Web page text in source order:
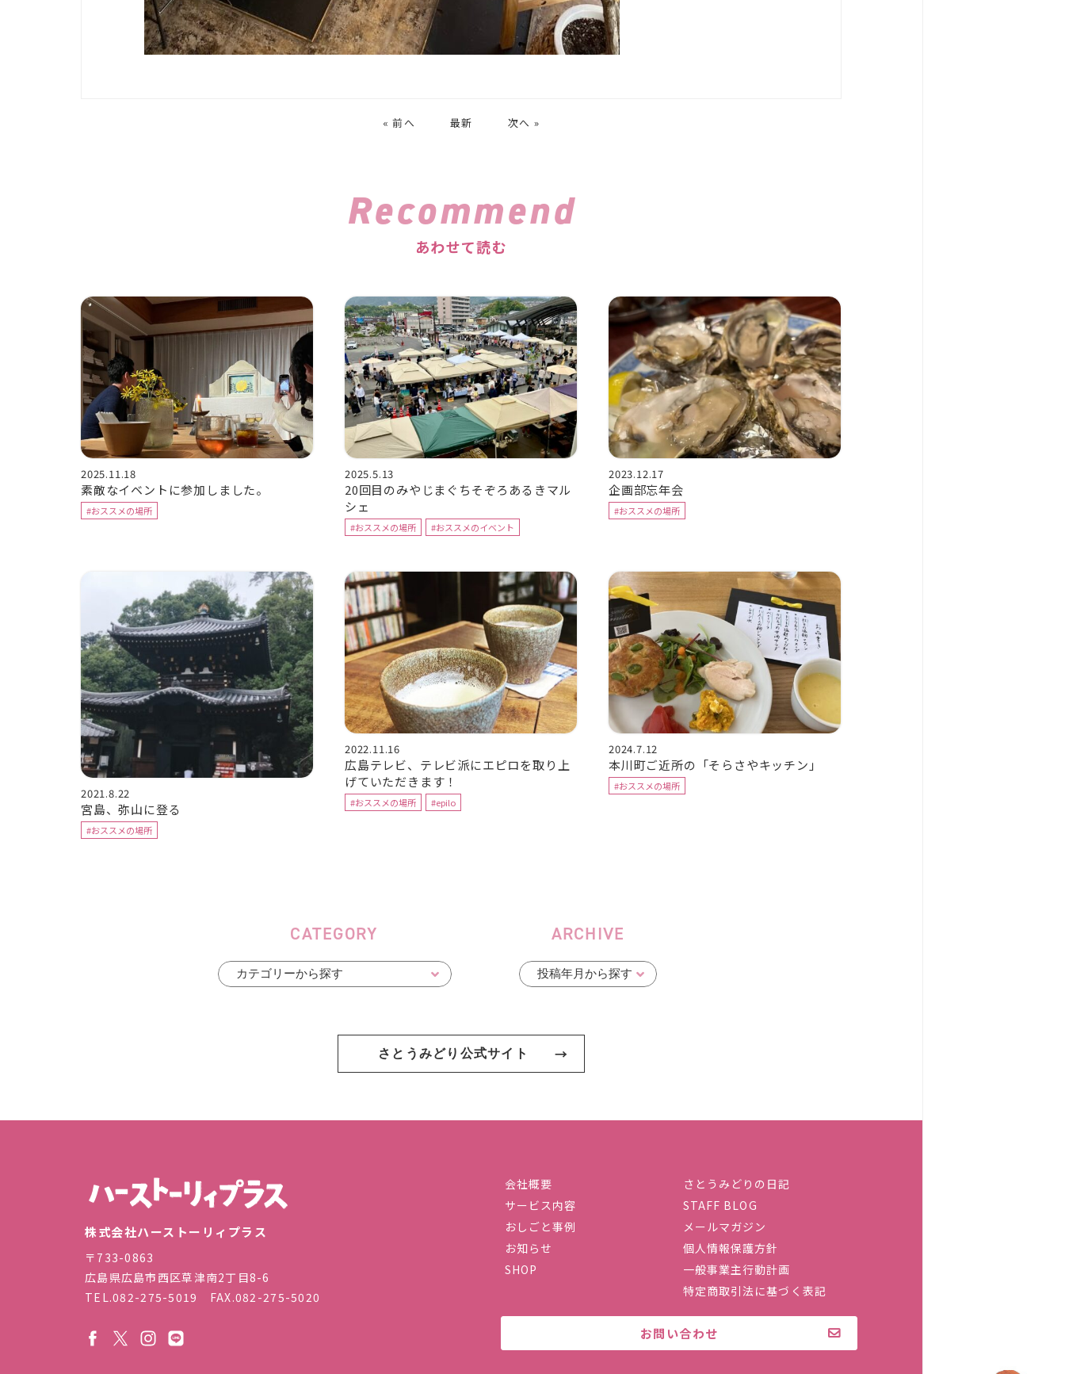
« 前へ 最新 次へ »
Recommend
あわせて読む
2025.11.18
素敵なイベントに参加しました。
#おススメの場所
2025.5.13
20回目のみやじまぐちそぞろあるきマル
シェ
#おススメの場所 #おススメのイベント
2023.12.17
企画部忘年会
#おススメの場所
2021.8.22
宮島、弥山に登る
#おススメの場所
2022.11.16
広島テレビ、テレビ派にエピロを取り上
げていただきます！
#おススメの場所 #epilo
2024.7.12
本川町ご近所の「そらさやキッチン」
#おススメの場所
CATEGORY ARCHIVE
さとうみどり公式サイト
会社概要
サービス内容
おしごと事例
お知らせ
SHOP
さとうみどりの日記
STAFF BLOG
メールマガジン
個人情報保護方針
一般事業主行動計画
特定商取引法に基づく表記
お問い合わせ
株式会社ハーストーリィプラス
株式会社ハーストーリィプラス
〒733-0863
広島県広島市西区草津南2丁目8-6
TEL.082-275-5019 FAX.082-275-5020